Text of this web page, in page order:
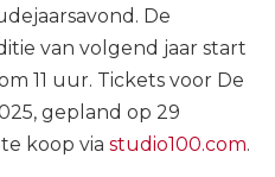
De
van volgend jaar start
11 uur. Tickets voor De
gepland op 29
koop via studio100.com.